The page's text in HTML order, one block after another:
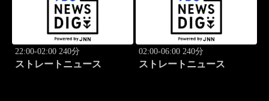
22:00-02:00 240分
ストレートニュース
02:00-06:00 240分
ストレートニュース